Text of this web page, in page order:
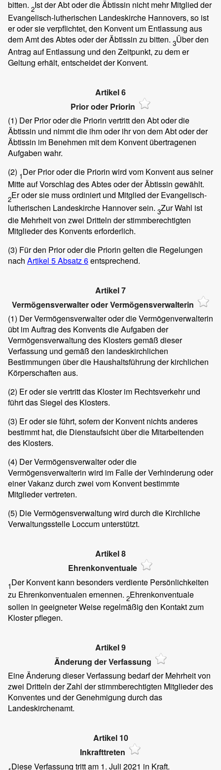
bitten. 2Ist der Abt oder die Äbtissin nicht mehr Mitglied der
Evangelisch-lutherischen Landeskirche Hannovers, so ist
er oder sie verpflichtet, den Konvent um Entlassung aus
dem Amt des Abtes oder der Äbtissin zu bitten. 3Über den
Antrag auf Entlassung und den Zeitpunkt, zu dem er
Geltung erhält, entscheidet der Konvent.
Artikel 6
Prior oder Priorin
(1) Der Prior oder die Priorin vertritt den Abt oder die
Äbtissin und nimmt die ihm oder ihr von dem Abt oder der
Äbtissin im Benehmen mit dem Konvent übertragenen
Aufgaben wahr.
(2) 1Der Prior oder die Priorin wird vom Konvent aus seiner
Mitte auf Vorschlag des Abtes oder der Äbtissin gewählt.
2Er oder sie muss ordiniert und Mitglied der Evangelisch-
lutherischen Landeskirche Hannover sein. 3Zur Wahl ist
die Mehrheit von zwei Dritteln der stimmberechtigten
Mitglieder des Konvents erforderlich.
(3) Für den Prior oder die Priorin gelten die Regelungen
nach Artikel 5 Absatz 6entsprechend.
Artikel 7
Vermögensverwalter oder Vermögensverwalterin
(1) Der Vermögensverwalter oder die Vermögenverwalterin
übt im Auftrag des Konvents die Aufgaben der
Vermögensverwaltung des Klosters gemäß dieser
Verfassung und gemäß den landeskirchlichen
Bestimmungen über die Haushaltsführung der kirchlichen
Körperschaften aus.
(2) Er oder sie vertritt das Kloster im Rechtsverkehr und
führt das Siegel des Klosters.
(3) Er oder sie führt, sofern der Konvent nichts anderes
bestimmt hat, die Dienstaufsicht über die Mitarbeitenden
des Klosters.
(4) Der Vermögensverwalter oder die
Vermögensverwalterin wird im Falle der Verhinderung oder
einer Vakanz durch zwei vom Konvent bestimmte
Mitglieder vertreten.
(5) Die Vermögensverwaltung wird durch die Kirchliche
Verwaltungsstelle Loccum unterstützt.
Artikel 8
Ehrenkonventuale
1Der Konvent kann besonders verdiente Persönlichkeiten
zu Ehrenkonventualen ernennen. 2Ehrenkonventuale
sollen in geeigneter Weise regelmäßig den Kontakt zum
Kloster pflegen.
Artikel 9
Änderung der Verfassung
Eine Änderung dieser Verfassung bedarf der Mehrheit von
zwei Dritteln der Zahl der stimmberechtigten Mitglieder des
Konventes und der Genehmigung durch das
Landeskirchenamt.
Artikel 10
Inkrafttreten
Diese Verfassung tritt am 1. Juli 2021 in Kraft.